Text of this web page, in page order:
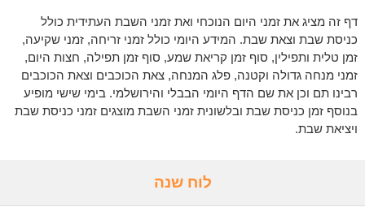
דף זה מציג את זמני היום הנוכחי ואת זמני השבת העתידית כולל
כניסת שבת וצאת שבת. המידע היומי כולל זמני זריחה, זמני שקיעה,
זמן טלית ותפילין, סוף זמן קריאת שמע, סוף זמן תפילה, חצות היום,
זמני מנחה גדולה וקטנה, פלג המנחה, צאת הכוכבים וצאת הכוכבים
רבינו תם וכן את שם הדף היומי הבבלי והירושלמי. בימי שישי מופיע
בנוסף זמן כניסת שבת ובלשונית זמני השבת מוצגים זמני כניסת שבת
ויציאת שבת.
לוח שנה